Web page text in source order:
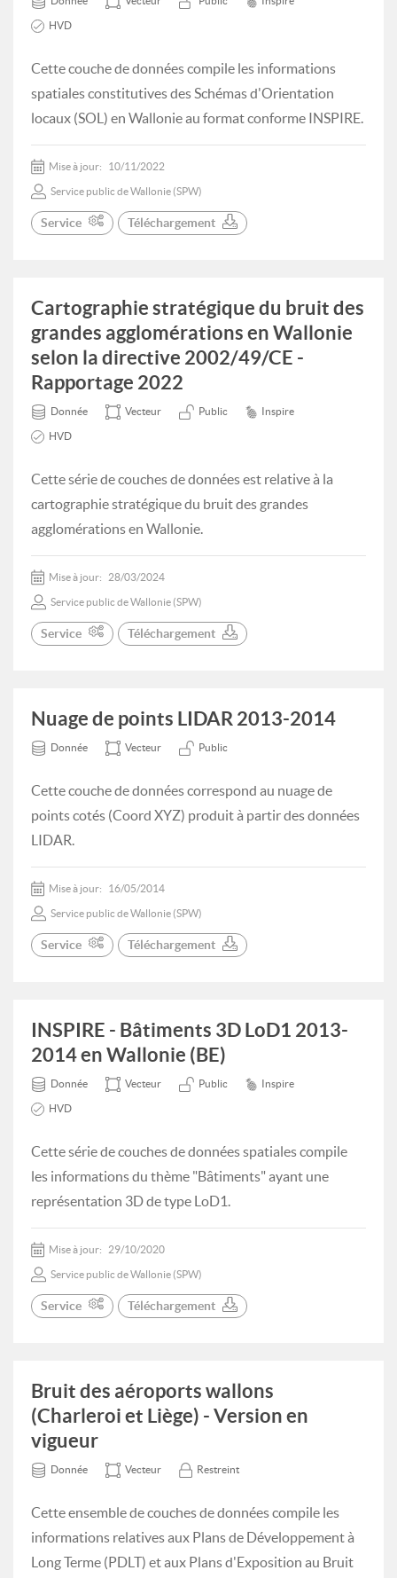
HVD
Cette couche de données compile les informations
spatiales constitutives des Schémas d'Orientation
locaux (SOL) en Wallonie au format conforme INSPIRE.
Mise à jour: 10/11/2022
Service public de Wallonie (SPW)
Service Téléchargement
Cartographie stratégique du bruit des
grandes agglomérations en Wallonie
selon la directive 2002/49/CE -
Rapportage 2022
Donnée Vecteur Public Inspire
HVD
Cette série de couches de données est relative à la
cartographie stratégique du bruit des grandes
agglomérations en Wallonie.
Mise à jour: 28/03/2024
Service public de Wallonie (SPW)
Service Téléchargement
Nuage de points LIDAR 2013-2014
Donnée Vecteur Public
Cette couche de données correspond au nuage de
points cotés (Coord XYZ) produit à partir des données
LIDAR.
Mise à jour: 16/05/2014
Service public de Wallonie (SPW)
Service Téléchargement
INSPIRE - Bâtiments 3D LoD1 2013-
2014 en Wallonie (BE)
Donnée Vecteur Public Inspire
HVD
Cette série de couches de données spatiales compile
les informations du thème "Bâtiments" ayant une
représentation 3D de type LoD1.
Mise à jour: 29/10/2020
Service public de Wallonie (SPW)
Service Téléchargement
Bruit des aéroports wallons
(Charleroi et Liège) - Version en
vigueur
Donnée Vecteur Restreint
Cette ensemble de couches de données compile les
informations relatives aux Plans de Développement à
Long Terme (PDLT) et aux Plans d'Exposition au Bruit